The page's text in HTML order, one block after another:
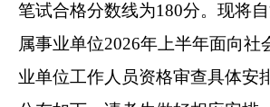
笔试合格分数线为180分。现将
属事业单位2026年上半年面向社
业单位工作人员资格审查具体安